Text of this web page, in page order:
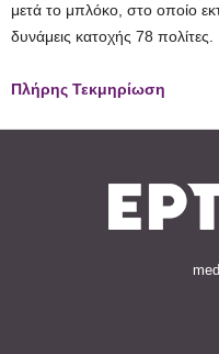
μετά το μπλόκο, στο οποίο
δυνάμεις κατοχής 78 πολίτες.
Πλήρης Τεκμηρίωση